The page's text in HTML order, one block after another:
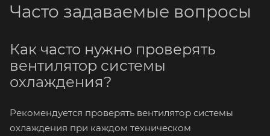
Часто задаваемые вопросы
Как часто нужно проверять
вентилятор системы
охлаждения?
Рекомендуется проверять вентилятор системы
охлаждения при каждом техническом